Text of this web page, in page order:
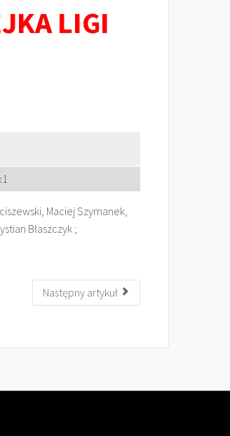
LIGI
Maciej Szymanek,
Błaszczyk ;
Następny artykuł